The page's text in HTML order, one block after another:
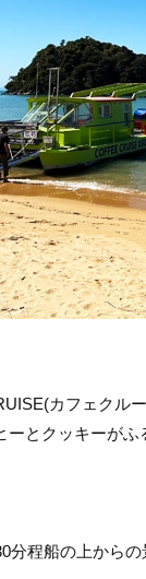
カフェクル
とクッキーがふ
分程船の上からの